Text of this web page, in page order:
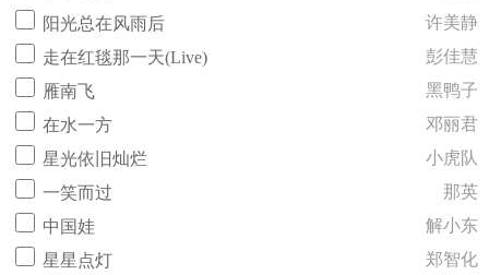
阳光总在风雨后
许美静
走在红毯那一天(Live)
彭佳慧
雁南飞
黑鸭子
在水一方
邓丽君
星光依旧灿烂
小虎队
一笑而过
那英
中国娃
解小东
星星点灯
郑智化